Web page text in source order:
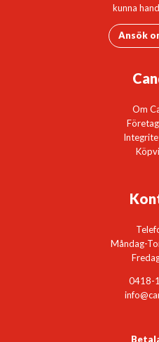
kunna
Ansök
Om
Måndag-
0418-